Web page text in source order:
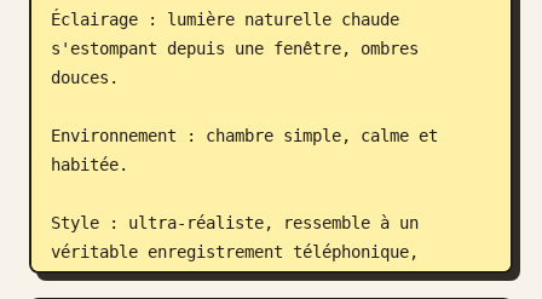
Éclairage : lumière naturelle chaude
s'estompant depuis une fenêtre, ombres
douces.
Environnement : chambre simple, calme et
habitée.
Style : ultra-réaliste, ressemble à un
véritable enregistrement téléphonique,
légèrement granuleux, pas cinématographique.